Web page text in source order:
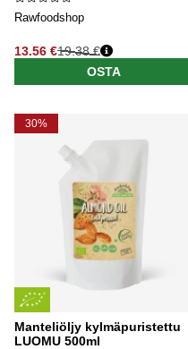
Rawfoodshop
13.56 €
Normaali hinta
19.38 €
OSTA
30%
Manteliöljy kylmäpuristettu
LUOMU 500ml